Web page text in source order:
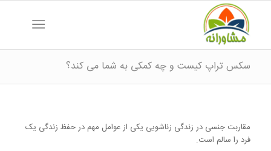
سکس تراپ کیست و چه کمکی به شما می کند؟
مقاربت جنسی در زندگی زناشویی یکی از عوامل مهم در حفظ زندگی یک
فرد را سالم است.